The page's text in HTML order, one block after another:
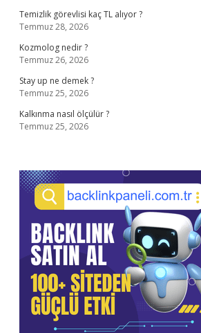
Temizlik görevlisi kaç TL alıyor ?
Temmuz 28, 2026
Kozmolog nedir ?
Temmuz 26, 2026
Stay up ne demek ?
Temmuz 25, 2026
Kalkınma nasıl ölçülür ?
Temmuz 25, 2026